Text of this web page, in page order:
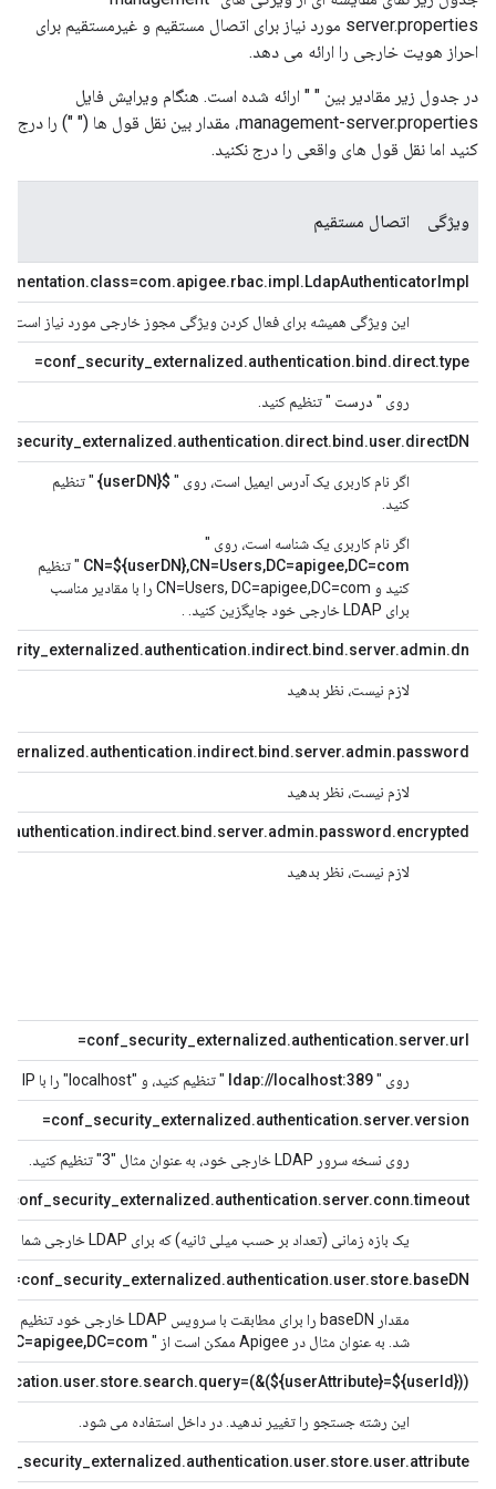
server.properties مورد نیاز برای اتصال مستقیم و غیرمستقیم برای
احراز هویت خارجی را ارائه می دهد.
در جدول زیر مقادیر بین " " ارائه شده است. هنگام ویرایش فایل
management-server.properties، مقدار بین نقل قول ها (" ") را درج
کنید اما نقل قول های واقعی را درج نکنید.
ویژگی اتصال مستقیم
این ویژگی همیشه برای فعال کردن ویژگی مجوز خارجی مورد نیاز است. آن
conf_security_externalized.authentication.bind.direct.type=
روی " درست " تنظیم کنید.
اگر نام کاربری یک آدرس ایمیل است، روی " ${userDN}
" تنظیم
کنید.
اگر نام کاربری یک شناسه است، روی "
CN=${userDN},CN=Users,DC=apigee,DC=com " تنظیم
کنید و CN=Users, DC=apigee,DC=com را با مقادیر مناسب
برای LDAP خارجی خود جایگزین کنید. .
لازم نیست، نظر بدهید
لازم نیست، نظر بدهید
لازم نیست، نظر بدهید
conf_security_externalized.authentication.server.url=
روی "ldap://localhost:389 " تنظیم کنید، و "localhost" را با IP یا دامنه برای نمونه LDAP خارجی خود جایگزین کنید.
conf_security_externalized.authentication.server.version=
روی نسخه سرور LDAP خارجی خود، به عنوان مثال "3" تنظیم کنید.
conf_security_externalized.authentication.server.conn.timeout=
یک بازه زمانی (تعداد بر حسب میلی ثانیه) که برای LDAP خارجی شما مناسب است تنظیم کنید.
conf_security_externalized.authentication.user.store.baseDN=
شد. به عنوان مثال در Apigee ممکن است از " DC=apigee,DC=com
این رشته جستجو را تغییر ندهید. در داخل استفاده می شود.